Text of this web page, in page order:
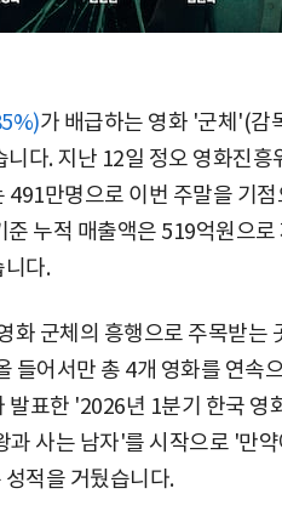
가 배급하는 영화 '군체'(감
다. 지난 12일 정오 영화진
491만명으로 이번 주말을 기
누적 매출액은 519억원으
다.
화 군체의 흥행으로 주목받는
들어서만 총 4개 영화를 연속
발표한 '2026년 1분기 한국 영
과 사는 남자'를 시작으로 '만
적을 거뒀습니다.